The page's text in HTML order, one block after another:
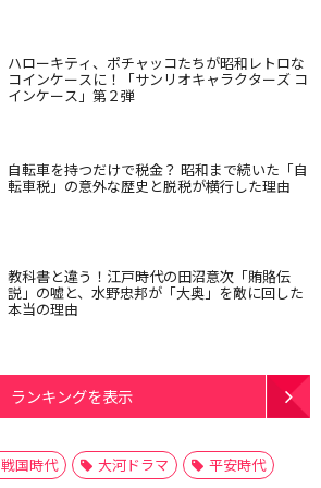
ハローキティ、ポチャッコたちが昭和レトロな
コインケースに！「サンリオキャラクターズ コ
インケース」第２弾
自転車を持つだけで税金？ 昭和まで続いた「自
転車税」の意外な歴史と脱税が横行した理由
教科書と違う！江戸時代の田沼意次「賄賂伝
説」の嘘と、水野忠邦が「大奥」を敵に回した
本当の理由
ランキングを表示
戦国時代 大河ドラマ
平安時代